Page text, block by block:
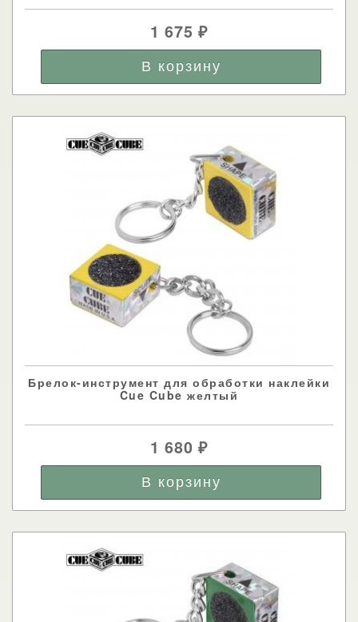
1 675₽
Брелок-инструмент для обработки наклейки
Cue Cube желтый
1 680₽